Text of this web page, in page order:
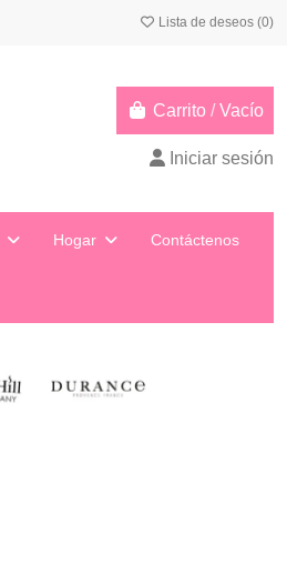
Lista de deseos (0)
Carrito /Vacío
Iniciar sesión
Hogar Contáctenos